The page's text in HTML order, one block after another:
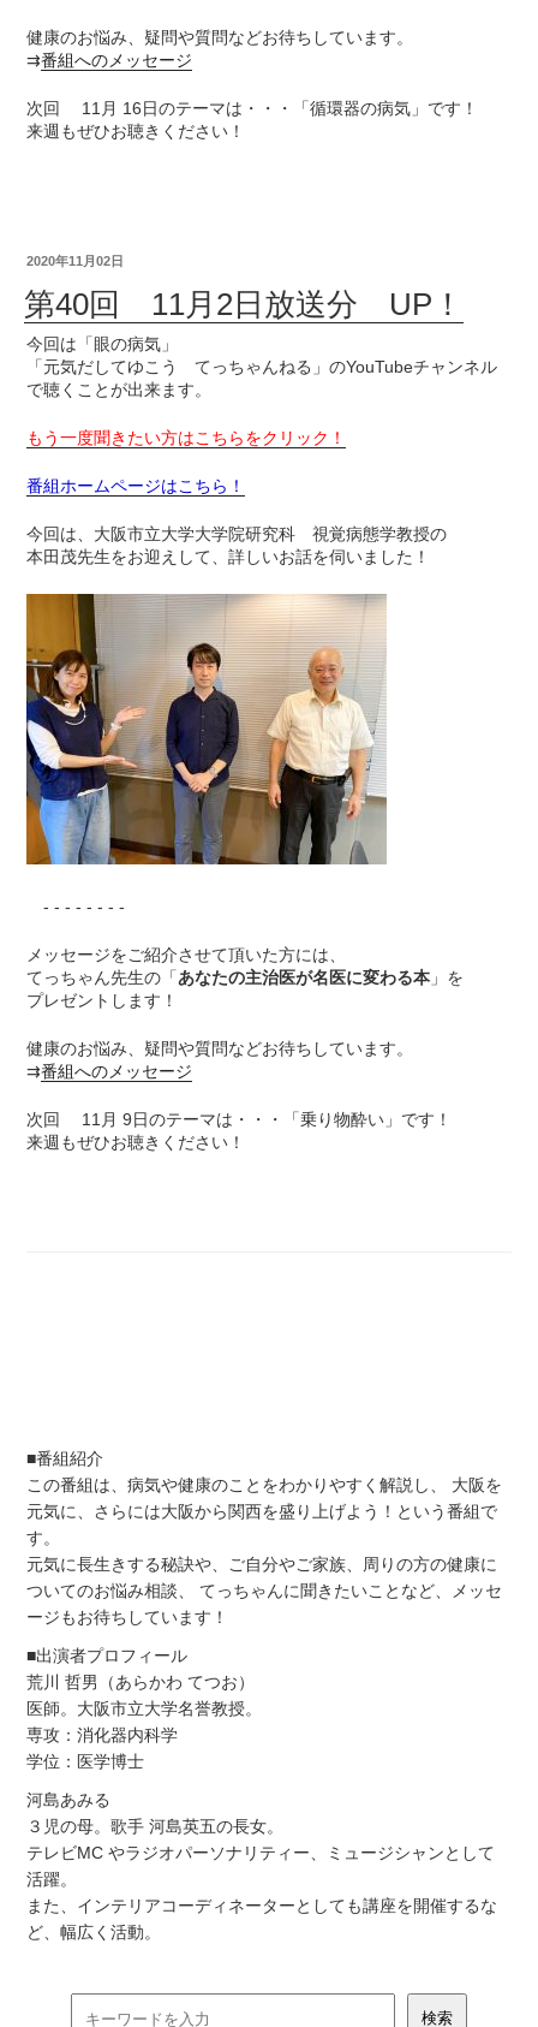
健康のお悩み、疑問や質問などお待ちしています。
⇉番組へのメッセージ
次回 11月 16日のテーマは・・・「循環器の病気」です！
来週もぜひお聴きください！
2020年11月02日
第40回 11月2日放送分 UP！
今回は「眼の病気」
「元気だしてゆこう てっちゃんねる」のYouTubeチャンネル
で聴くことが出来ます。
もう一度聞きたい方はこちらをクリック！
番組ホームページはこちら！
今回は、大阪市立大学大学院研究科 視覚病態学教授の
本田茂先生をお迎えして、詳しいお話を伺いました！
- - - - - - - -
メッセージをご紹介させて頂いた方には、
てっちゃん先生の「あなたの主治医が名医に変わる本 」を
プレゼントします！
健康のお悩み、疑問や質問などお待ちしています。
⇉番組へのメッセージ
次回 11月 9日のテーマは・・・「乗り物酔い」です！
来週もぜひお聴きください！
■番組紹介
この番組は、病気や健康のことをわかりやすく解説し、 大阪を
元気に、さらには大阪から関西を盛り上げよう！という番組で
す。
元気に長生きする秘訣や、ご自分やご家族、周りの方の健康に
ついてのお悩み相談、 てっちゃんに聞きたいことなど、メッセ
ージもお待ちしています！
■出演者プロフィール
荒川 哲男（あらかわ てつお）
医師。大阪市立大学名誉教授。
専攻：消化器内科学
学位：医学博士
河島あみる
３児の母。歌手 河島英五の長女。
テレビMC やラジオパーソナリティー、ミュージシャンとして
活躍。
また、インテリアコーディネーターとしても講座を開催するな
ど、幅広く活動。